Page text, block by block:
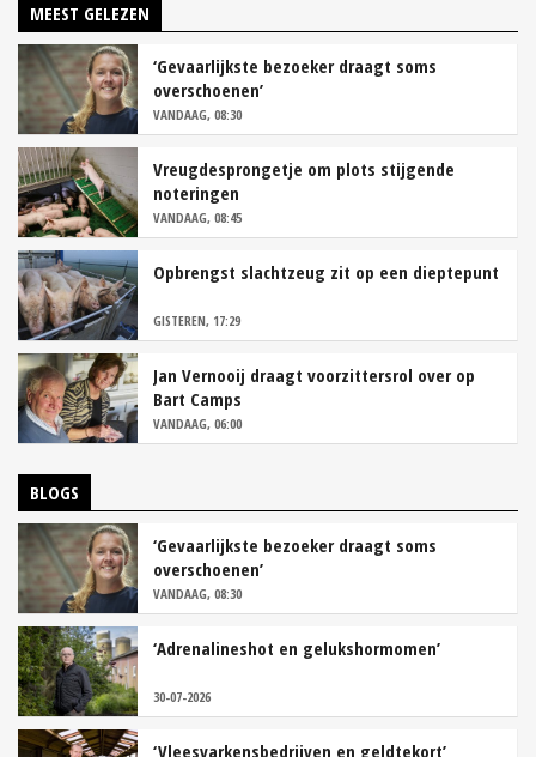
MEEST GELEZEN
‘Gevaarlijkste bezoeker draagt soms
overschoenen’
VANDAAG, 08:30
Vreugdesprongetje om plots stijgende
noteringen
VANDAAG, 08:45
Opbrengst slachtzeug zit op een dieptepunt
GISTEREN, 17:29
Jan Vernooij draagt voorzittersrol over op
Bart Camps
VANDAAG, 06:00
BLOGS
‘Gevaarlijkste bezoeker draagt soms
overschoenen’
VANDAAG, 08:30
‘Adrenalineshot en gelukshormomen’
30-07-2026
‘Vleesvarkensbedrijven en geldtekort’